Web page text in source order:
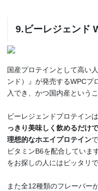
9.ビーレジェンド
国産プロテインとして高い
ンド）』が発売するWPCプ
入でき、かつ国内産という
ビーレジェンドプロテイン
っきり美味しく飲めるだけ
理想的なホエイプロテイン
ビタミンB6を配合していま
をお探しの人にはピッタリで
また全12種類のフレーバー